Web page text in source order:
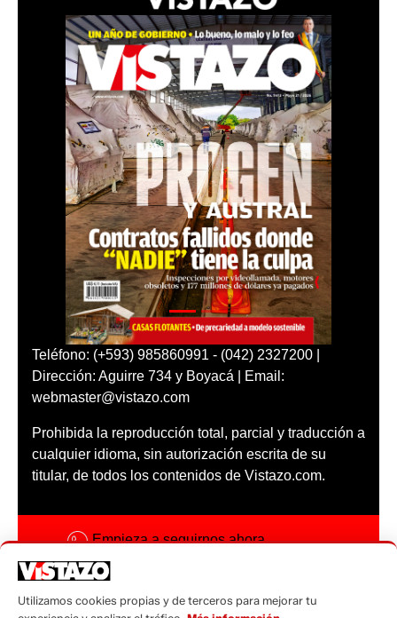
Teléfono: (+593) 985860991 - (042) 2327200 |
Dirección: Aguirre 734 y Boyacá | Email:
webmaster@vistazo.com
Prohibida la reproducción total, parcial y traducción a
cualquier idioma, sin autorización escrita de su
titular, de todos los contenidos de Vistazo.com.
Empieza a seguirnos ahora
Código ética
Utilizamos cookies propias y de terceros para mejorar tu